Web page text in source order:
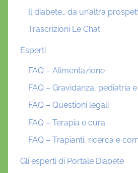
Il diabete… da un’altra
Trascrizioni Le Chat
Esperti
FAQ – Alimentazione
FAQ – Gravidanza, pediatria
FAQ – Questioni legali
FAQ – Terapia e cura
FAQ – Trapianti, ricerca e
Gli esperti di Portale Diabete